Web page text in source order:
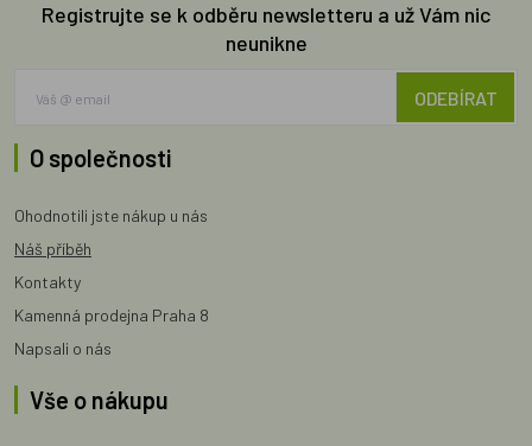
Registrujte se k odběru newsletteru a už Vám nic
neunikne
ODEBÍRAT
O společnosti
Ohodnotili jste nákup u nás
Náš příběh
Kontakty
Kamenná prodejna Praha 8
Napsali o nás
Vše o nákupu